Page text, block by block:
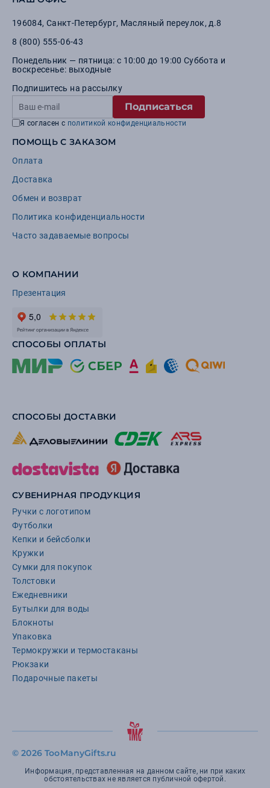
196084, Санкт-Петербург, Масляный переулок, д.8
8 (800) 555-06-43
Понедельник — пятница: с 10:00 до 19:00 Суббота и
воскресенье: выходные
Подпишитесь на рассылку
Подписаться
Я согласен с политикой конфиденциальности
ПОМОЩЬ С ЗАКАЗОМ
Оплата
Доставка
Обмен и возврат
Политика конфиденциальности
Часто задаваемые вопросы
О КОМПАНИИ
Презентация
СПОСОБЫ ОПЛАТЫ
СПОСОБЫ ДОСТАВКИ
СУВЕНИРНАЯ ПРОДУКЦИЯ
Ручки с логотипом
Футболки
Кепки и бейсболки
Кружки
Сумки для покупок
Толстовки
Ежедневники
Бутылки для воды
Блокноты
Упаковка
Термокружки и термостаканы
Рюкзаки
Подарочные пакеты
© 2026 TooManyGifts.ru
Информация, представленная на данном сайте, ни при каких
обстоятельствах не является публичной офертой.